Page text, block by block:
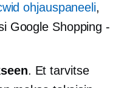
ohjauspaneeli,
Google Shopping -
. Et tarvitse